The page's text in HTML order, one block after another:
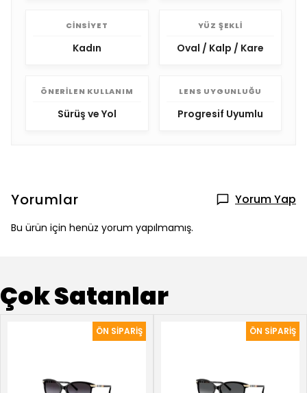
CINSIYET
Kadın
YÜZ ŞEKLI
Oval / Kalp / Kare
ÖNERILEN KULLANIM
Sürüş ve Yol
LENS UYGUNLUĞU
Progresif Uyumlu
Yorumlar Yorum Yap
Bu ürün için henüz yorum yapılmamış.
Çok Satanlar